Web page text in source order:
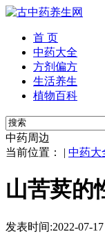
首 页
中药大全
方剂偏方
生活养生
植物百科
中药周边
当前位置： | 中药大
山苦荬的
发表时间:2022-07-